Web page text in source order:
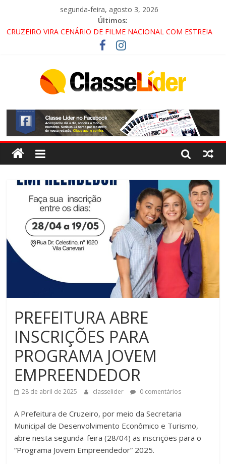
segunda-feira, agosto 3, 2026
Últimos:
CRUZEIRO VIRA CENÁRIO DE FILME NACIONAL COM ESTREIA
PROMOTOR DO GAECO
ACESSO À APARECIDA NA DUTRA SERÁ BLOQUEADO NO FIM
ALTERNATIVAS
LORENA, PINDAMONHANGABA E QUELUZ NA RETA FINAL
PELA FÁBRICA DA COCA-COLA!
PREFEITURA ABRE
INSCRIÇÕES PARA
PROGRAMA JOVEM
EMPREENDEDOR
28 de abril de 2025 classelider 0 comentários
A Prefeitura de Cruzeiro, por meio da Secretaria
Municipal de Desenvolvimento Econômico e Turismo,
abre nesta segunda-feira (28/04) as inscrições para o
“Programa Jovem Empreendedor” 2025.